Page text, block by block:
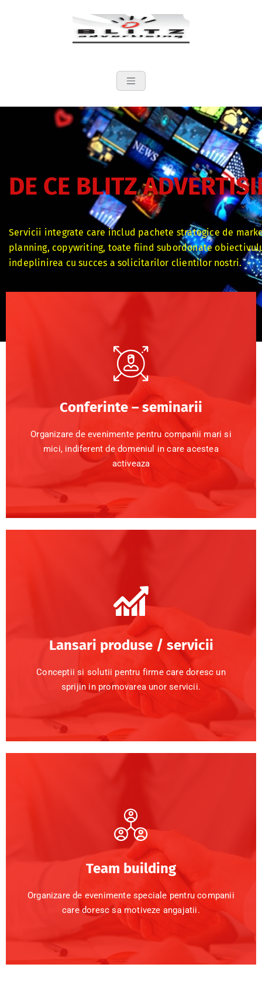
Blitzadv.ro –
DE CE BLITZ
Servicii integrate care includ pachete strategice de
planning, copywriting, toate fiind subordonate
indeplinirea cu succes a solicitarilor clientilor nostri.
Conferinte – seminarii
Organizare de evenimente pentru companii mari si
mici, indiferent de domeniul in care acestea
activeaza
Lansari produse / servicii
Conceptii si solutii pentru firme care doresc un
sprijin in promovarea unor servicii.
Team building
Organizare de evenimente speciale pentru companii
care doresc sa motiveze angajatii.